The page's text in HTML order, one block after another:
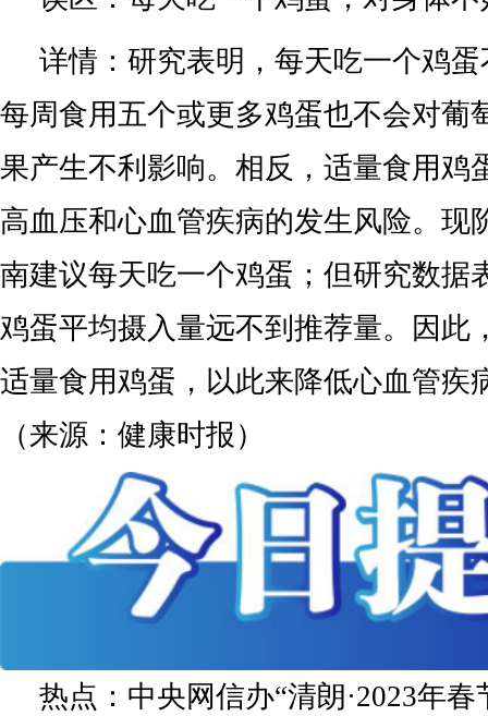
详情：研究表明，每天吃一个鸡
每周食用五个或更多鸡蛋也不会对葡
果产生不利影响。相反，适量食用鸡
高血压和心血管疾病的发生风险。现
南建议每天吃一个鸡蛋；但研究数据
鸡蛋平均摄入量远不到推荐量。因此
适量食用鸡蛋，以此来降低心血管疾
（来源：健康时报）
热点：中央网信办“清朗·2023年